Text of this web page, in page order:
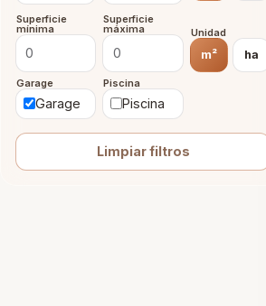
Superficie
mínima
Superficie
máxima Unidad
m² ha
Garage
Garage
Piscina
Piscina
Limpiar filtros